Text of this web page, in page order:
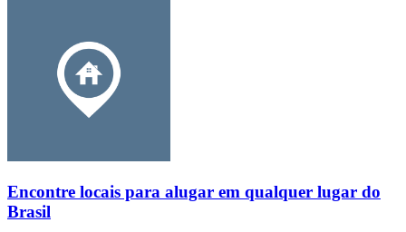
Encontre locais para alugar em qualquer lugar do
Brasil